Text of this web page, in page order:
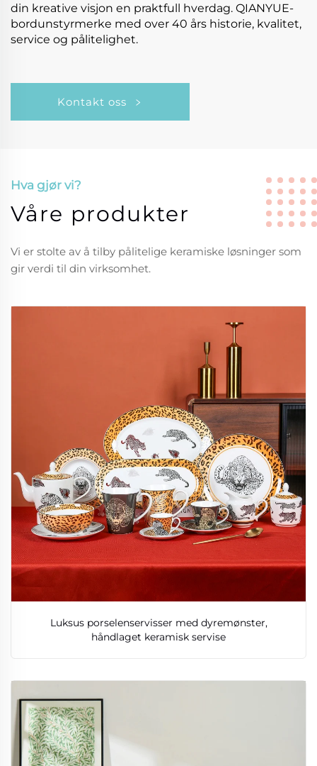
din kreative visjon en praktfull hverdag. QIANYUE-
bordunstyrmerke med over 40 års historie, kvalitet,
service og pålitelighet.
Kontakt oss
Hva gjør vi?
Våre produkter
Vi er stolte av å tilby pålitelige keramiske løsninger som
gir verdi til din virksomhet.
Luksus porselenservisser med dyremønster,
håndlaget keramisk servise